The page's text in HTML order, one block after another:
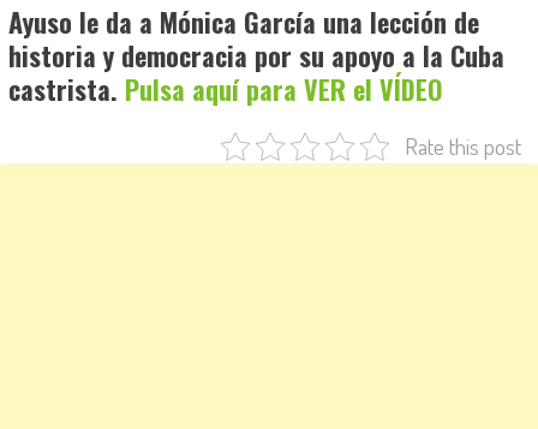
Ayuso le da a Mónica García una lección de
historia y democracia por su apoyo a la Cuba
castrista. Pulsa aquí para VER el VÍDEO
Rate this post